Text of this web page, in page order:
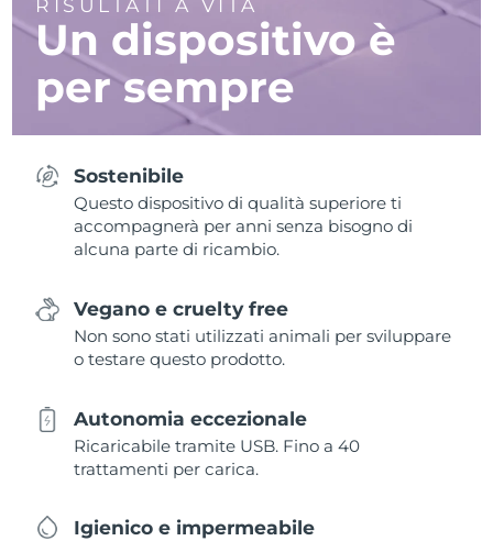
RISULTATI A VITA
Un dispositivo è
per sempre
Sostenibile
Questo dispositivo di qualità superiore ti
accompagnerà per anni senza bisogno di
alcuna parte di ricambio.
Vegano e cruelty free
Non sono stati utilizzati animali per sviluppare
o testare questo prodotto.
Autonomia eccezionale
Ricaricabile tramite USB. Fino a 40
trattamenti per carica.
Igienico e impermeabile